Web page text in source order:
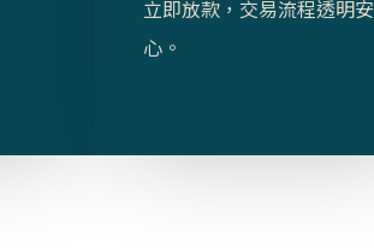
立即放款，交易流程透明安
心。